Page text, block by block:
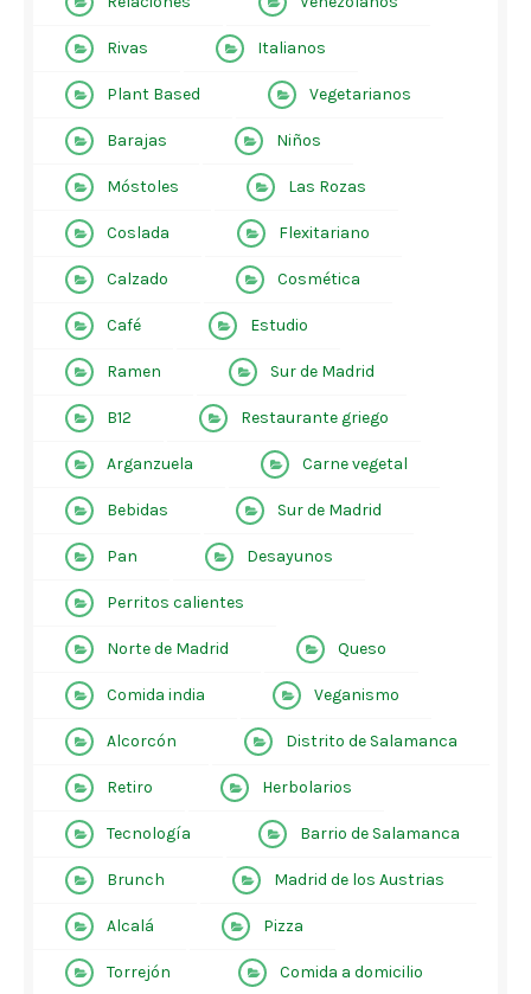
Rivas Italianos
Plant Based Vegetarianos
Barajas Niños
Móstoles Las Rozas
Coslada Flexitariano
Calzado Cosmética
Café Estudio
Ramen Sur de Madrid
B12 Restaurante griego
Arganzuela Carne vegetal
Bebidas Sur de Madrid
Pan Desayunos
Perritos calientes
Norte de Madrid Queso
Comida india Veganismo
Alcorcón Distrito de Salamanca
Retiro Herbolarios
Tecnología Barrio de Salamanca
Brunch Madrid de los Austrias
Alcalá Pizza
Torrejón Comida a domicilio